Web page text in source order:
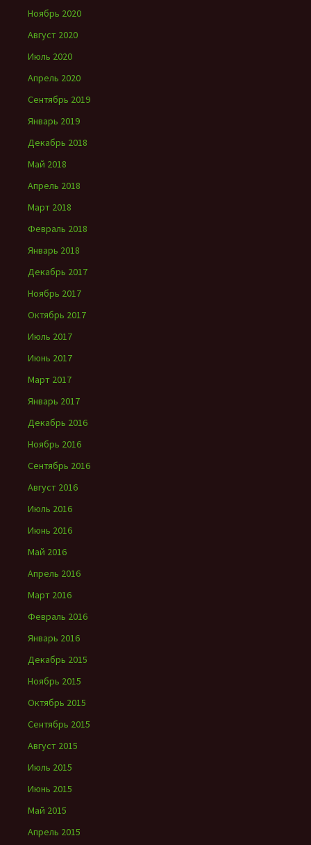
Ноябрь 2020
Август 2020
Июль 2020
Апрель 2020
Сентябрь 2019
Январь 2019
Декабрь 2018
Май 2018
Апрель 2018
Март 2018
Февраль 2018
Январь 2018
Декабрь 2017
Ноябрь 2017
Октябрь 2017
Июль 2017
Июнь 2017
Март 2017
Январь 2017
Декабрь 2016
Ноябрь 2016
Сентябрь 2016
Август 2016
Июль 2016
Июнь 2016
Май 2016
Апрель 2016
Март 2016
Февраль 2016
Январь 2016
Декабрь 2015
Ноябрь 2015
Октябрь 2015
Сентябрь 2015
Август 2015
Июль 2015
Июнь 2015
Май 2015
Апрель 2015